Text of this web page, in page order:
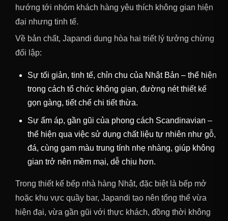
hướng tới nhóm khách hàng yêu thích không gian hiện
đại nhưng tinh tế.
Về bản chất, Japandi dung hòa hai triết lý tưởng chừng
đối lập:
Sự tối giản, tinh tế, chỉn chu của Nhật Bản – thể hiện
trong cách tổ chức không gian, đường nét thiết kế
gọn gàng, tiết chế chi tiết thừa.
Sự ấm áp, gần gũi của phong cách Scandinavian –
thể hiện qua việc sử dụng chất liệu tự nhiên như gỗ,
đá, cùng gam màu trung tính nhẹ nhàng, giúp không
gian trở nên mềm mại, dễ chịu hơn.
Trong thiết kế bếp nhà hàng Nhật, đặc biệt là bếp mở
hoặc khu vực quầy bar, Japandi tạo nên tổng thể vừa
hiện đại, vừa gần gũi với thực khách, đồng thời không